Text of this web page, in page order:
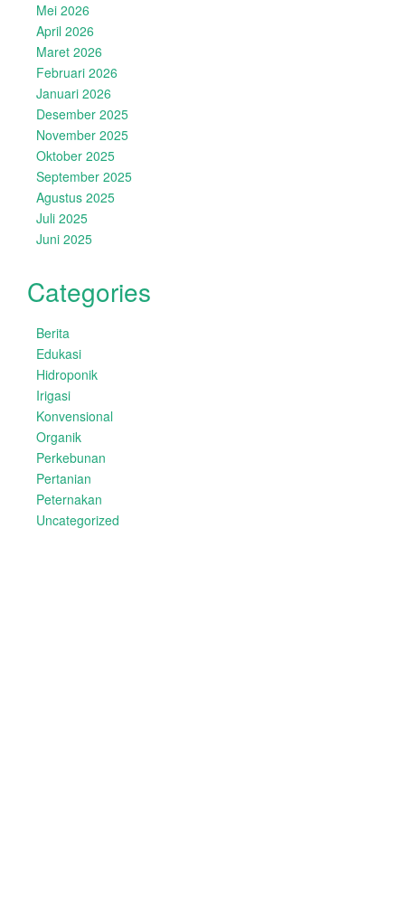
Mei 2026
April 2026
Maret 2026
Februari 2026
Januari 2026
Desember 2025
November 2025
Oktober 2025
September 2025
Agustus 2025
Juli 2025
Juni 2025
Categories
Berita
Edukasi
Hidroponik
Irigasi
Konvensional
Organik
Perkebunan
Pertanian
Peternakan
Uncategorized